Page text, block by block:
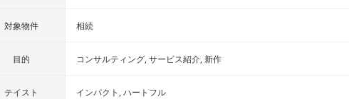
対象物件 相続
目的 コンサルティング サービス紹介 新作
テイスト インパクト ハートフル